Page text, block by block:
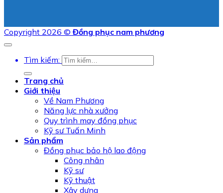
Copyright 2026 ©Đồng phục nam phương
Tìm kiếm:
Trang chủ
Giới thiệu
Về Nam Phương
Năng lực nhà xưởng
Quy trình may đồng phục
Kỹ sư Tuấn Minh
Sản phẩm
Đồng phục bảo hộ lao động
Công nhân
Kỹ sư
Kỹ thuật
Xây dựng